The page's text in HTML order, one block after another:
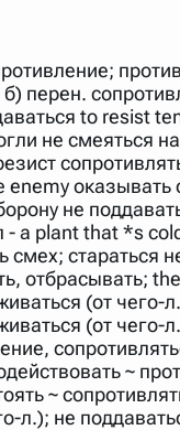
неизвестные
Получается
словарь
перен.
to resist
не смеяться
оказывать
не
plant that *s
стараться
отбрасывать;
(от
(от чего-
~
~
л.); не